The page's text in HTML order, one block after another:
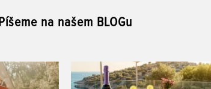
Píšeme na našem BLOGu